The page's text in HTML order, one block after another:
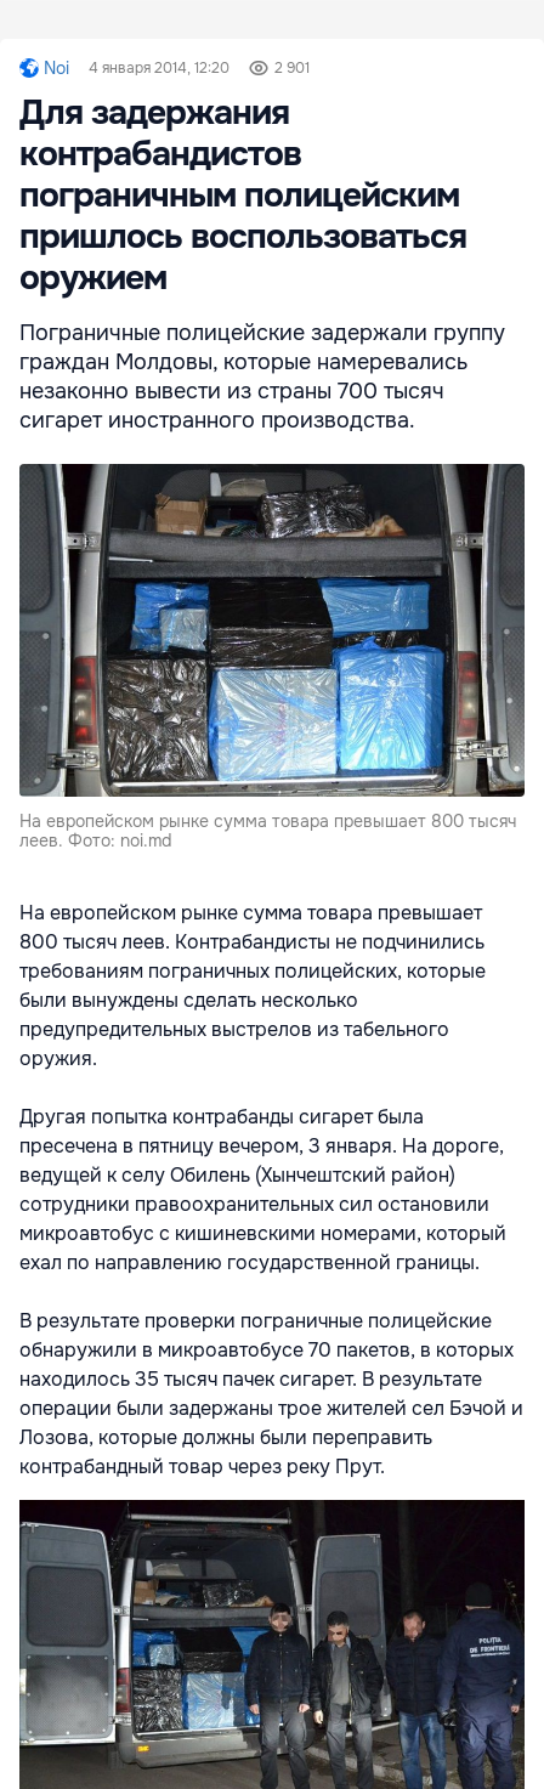
Noi 4 января 2014, 12:20 2 901
Для задержания
контрабандистов
пограничным полицейским
пришлось воспользоваться
оружием
Пограничные полицейские задержали группу
граждан Молдовы, которые намеревались
незаконно вывести из страны 700 тысяч
сигарет иностранного производства.
На европейском рынке сумма товара превышает 800 тысяч
леев. Фото: noi.md
На европейском рынке сумма товара превышает
800 тысяч леев. Контрабандисты не подчинились
требованиям пограничных полицейских, которые
были вынуждены сделать несколько
предупредительных выстрелов из табельного
оружия.
Другая попытка контрабанды сигарет была
пресечена в пятницу вечером, 3 января. На дороге,
ведущей к селу Обилень (Хынчештский район)
сотрудники правоохранительных сил остановили
микроавтобус с кишиневскими номерами, который
ехал по направлению государственной границы.
В результате проверки пограничные полицейские
обнаружили в микроавтобусе 70 пакетов, в которых
находилось 35 тысяч пачек сигарет. В результате
операции были задержаны трое жителей сел Бэчой и
Лозова, которые должны были переправить
контрабандный товар через реку Прут.